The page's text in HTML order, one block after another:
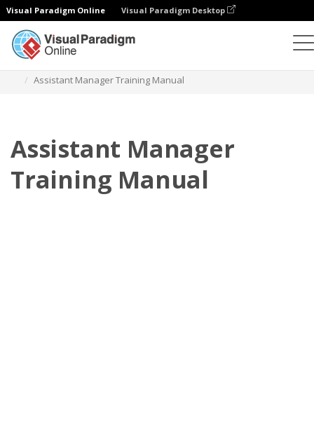
Visual Paradigm Online Visual Paradigm Desktop
Assistant Manager Training Manual
Assistant Manager
Training Manual